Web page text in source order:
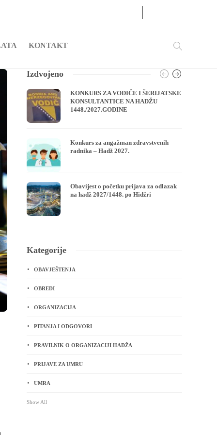
KONTAKT
Izdvojeno
KONKURS ZA VODIČE I ŠERIJATSKE
KONSULTANTICE NA HADŽU
1448./2027.GODINE
Konkurs za angažman zdravstvenih
radnika – Hadž 2027.
Obavijest o početku prijava za odlazak
na hadž 2027/1448. po Hidžri
Kategorije
OBAVJEŠTENJA
OBREDI
ORGANIZACIJA
PITANJA I ODGOVORI
PRAVILNIK O ORGANIZACIJI HADŽA
PRIJAVE ZA UMRU
UMRA
Show All